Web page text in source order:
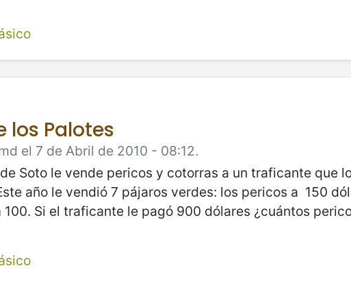
los Palotes
el 7 de Abril de 2010 - 08:12.
de Soto le vende pericos y cotorras a un traficante que
año le vendió 7 pájaros verdes: los pericos a 150
100. Si el traficante le pagó 900 dólares ¿cuántos